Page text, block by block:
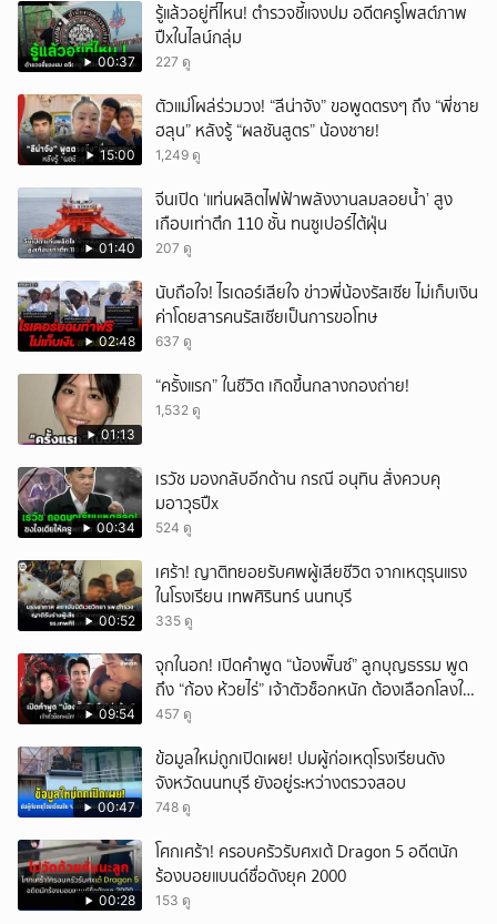
00:37
รู้แล้วอยู่ที่ไหน! ตำรวจชี้แจงปม อดีตครูโพสต์ภาพ
ปืxในไลน์กลุ่ม
227 ดู
15:00
ตัวแม่โผล่ร่วมวง! “ลีน่าจัง” ขอพูดตรงๆ ถึง “พี่ชาย
ฮลุน” หลังรู้ “ผลชันสูตร” น้องชาย!
1,249 ดู
01:40
จีนเปิด ‘แท่นผลิตไฟฟ้าพลังงานลมลอยน้ำ’ สูง
เกือบเท่าตึก 110 ชั้น ทนซูเปอร์ไต้ฝุ่น
207 ดู
02:48
นับถือใจ! ไรเดอร์เสียใจ ข่าวพี่น้องรัสเซีย ไม่เก็บเงิน
ค่าโดยสารคนรัสเซียเป็นการขอโทษ
637 ดู
01:13
“ครั้งแรก” ในชีวิต เกิดขึ้นกลางกองถ่าย!
1,532 ดู
00:34
เรวัช มองกลับอีกด้าน กรณี อนุทิน สั่งควบคุ
มอาวุธปืx
524 ดู
00:52
เศร้า! ญาติทยอยรับศพผู้เสียชีวิต จากเหตุรุนแรง
ในโรงเรียน เทพศิรินทร์ นนทบุรี
335 ดู
09:54
จุกในอก! เปิดคำพูด “น้องพั๊นซ์” ลูกบุญธรรม พูด
ถึง “ก้อง ห้วยไร่” เจ้าตัวช็อกหนัก ต้องเลือกโลงให้
ลูก!
457 ดู
00:47
ข้อมูลใหม่ถูกเปิดเผย! ปมผู้ก่อเหตุโรงเรียนดัง
จังหวัดนนทบุรี ยังอยู่ระหว่างตรวจสอบ
748 ดู
00:28
โศกเศร้า! ครอบครัวรับศxเต้ Dragon 5 อดีตนัก
ร้องบอยแบนด์ชื่อดังยุค 2000
153 ดู